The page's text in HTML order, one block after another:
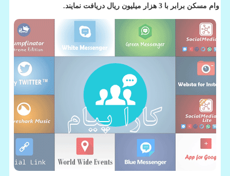
وام مسكن برابر با 3 هزار میلیون ریال دریافت نمایند.